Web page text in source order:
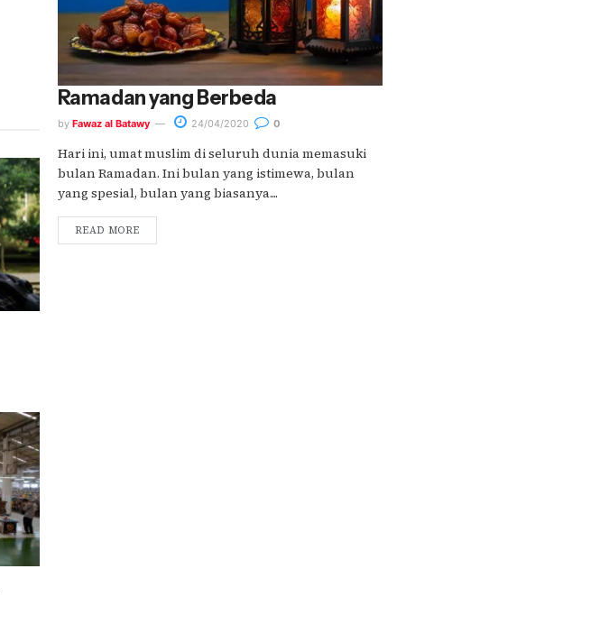
Ramadan yang Berbeda
by Fawaz al Batawy 24/04/2020 0
Hari ini, umat muslim di seluruh dunia memasuki
bulan Ramadan. Ini bulan yang istimewa, bulan
yang spesial, bulan yang biasanya....
READ MORE